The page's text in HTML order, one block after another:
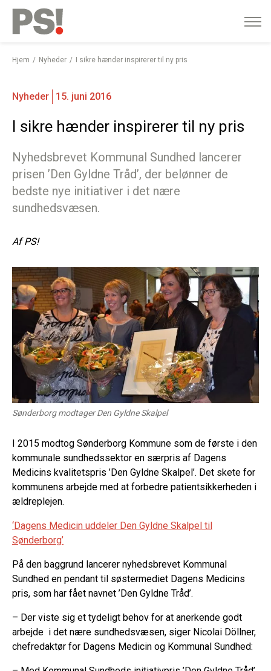
Gå
til
English
Hjem Nyheder I sikre hænder inspirerer til ny pris
Nyheder 15. juni 2016
I sikre hænder inspirerer til ny pris
Nyhedsbrevet Kommunal Sundhed lancerer
prisen ’Den Gyldne Tråd’, der belønner de
bedste nye initiativer i det nære
sundhedsvæsen.
Af PS!
Sønderborg modtager Den Gyldne Skalpel
I 2015 modtog Sønderborg Kommune som de første i den
kommunale sundhedssektor en særpris af Dagens
Medicins kvalitetspris ’Den Gyldne Skalpel’. Det skete for
kommunens arbejde med at forbedre patientsikkerheden i
ældreplejen.
‘Dagens Medicin uddeler Den Gyldne Skalpel til
Sønderborg’
På den baggrund lancerer nyhedsbrevet Kommunal
Sundhed en pendant til søstermediet Dagens Medicins
pris, som har fået navnet ’Den Gyldne Tråd’.
– Der viste sig et tydeligt behov for at anerkende godt
arbejde i det nære sundhedsvæsen, siger Nicolai Döllner,
chefredaktør for Dagens Medicin og Kommunal Sundhed: